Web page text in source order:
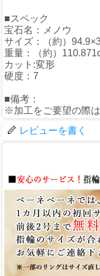
■スペック
宝石名：メノウ
サイズ：（約）
重量：（約）
カット:変形
硬度：7
■備考：
※加工をご要望の際
レビューを書く